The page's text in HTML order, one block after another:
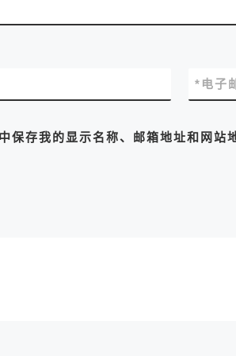
电子
*
保存我的显示名称、邮箱地址和网站